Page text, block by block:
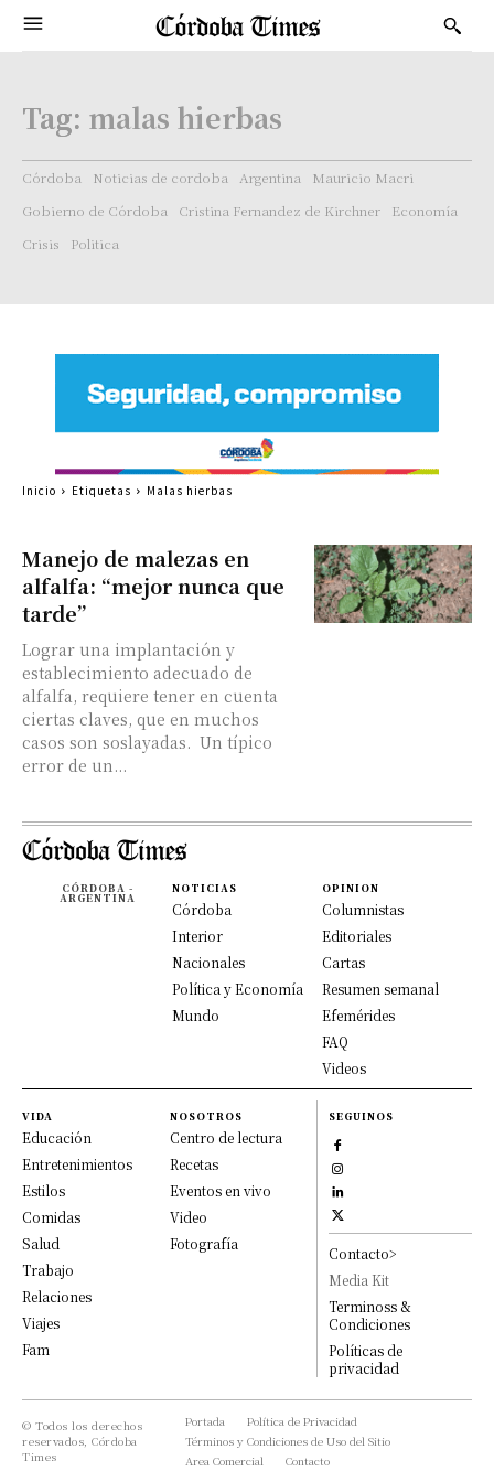
Tag: malas hierbas
Córdoba Noticias de cordoba Argentina
Mauricio Macri
Gobierno de Córdoba
Cristina Fernandez de Kirchner
Economía
Crisis
Politica
Manejo de malezas en
alfalfa: “mejor nunca que
tarde”
Lograr una implantación y
establecimiento adecuado de
alfalfa, requiere tener en cuenta
ciertas claves, que en muchos
casos son soslayadas. Un típico
error de un...
Inicio Etiquetas Malas hierbas
CÓRDOBA -
ARGENTINA
NOTICIAS
Córdoba
Interior
Nacionales
Política y Economía
Mundo
OPINION
Columnistas
Editoriales
Cartas
Resumen semanal
Efemérides
FAQ
Videos
VIDA
Educación
Entretenimientos
Estilos
Comidas
Salud
Trabajo
Relaciones
Viajes
Fam
NOSOTROS
Centro de lectura
Recetas
Eventos en vivo
Video
Fotografía
SEGUINOS
Contacto>
Media Kit
Terminoss &
Condiciones
Políticas de
privacidad
© Todos los derechos
reservados, Córdoba
Times
Portada
Política de Privacidad
Términos y Condiciones de Uso del Sitio
Area Comercial
Contacto